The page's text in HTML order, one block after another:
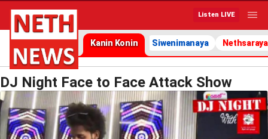
Listen LIVE
Kanin Konin Siwenimanaya Nethsaraya
DJ Night Face to Face Attack Show